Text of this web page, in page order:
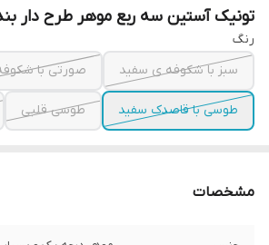
تونیک آستین سه ربع موهر طرح دار
رنگ
سبز با شکوفه ی سفید
صورتی با
طوسی با قاصدک سفید طوسی قلبی
مشخصات